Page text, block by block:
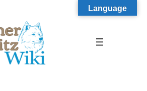
Language